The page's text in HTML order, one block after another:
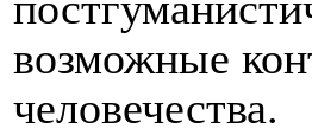
возможные
человечества.